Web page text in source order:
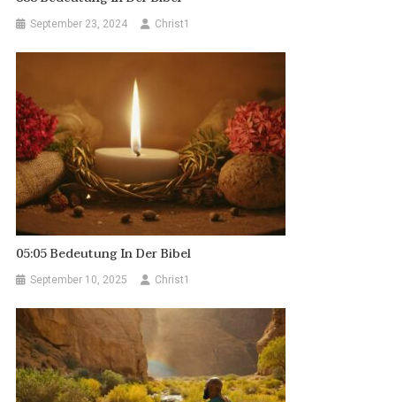
September 23, 2024 Christ1
05:05 Bedeutung In Der Bibel
September 10, 2025 Christ1